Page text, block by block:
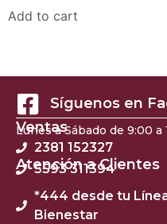
Add to cart
Síguenos en
Ventas
Lunes a Sábado de 9:00 a
2381 152327
Atención a Clientes
5593 311394
*444 desde tu
Bienestar